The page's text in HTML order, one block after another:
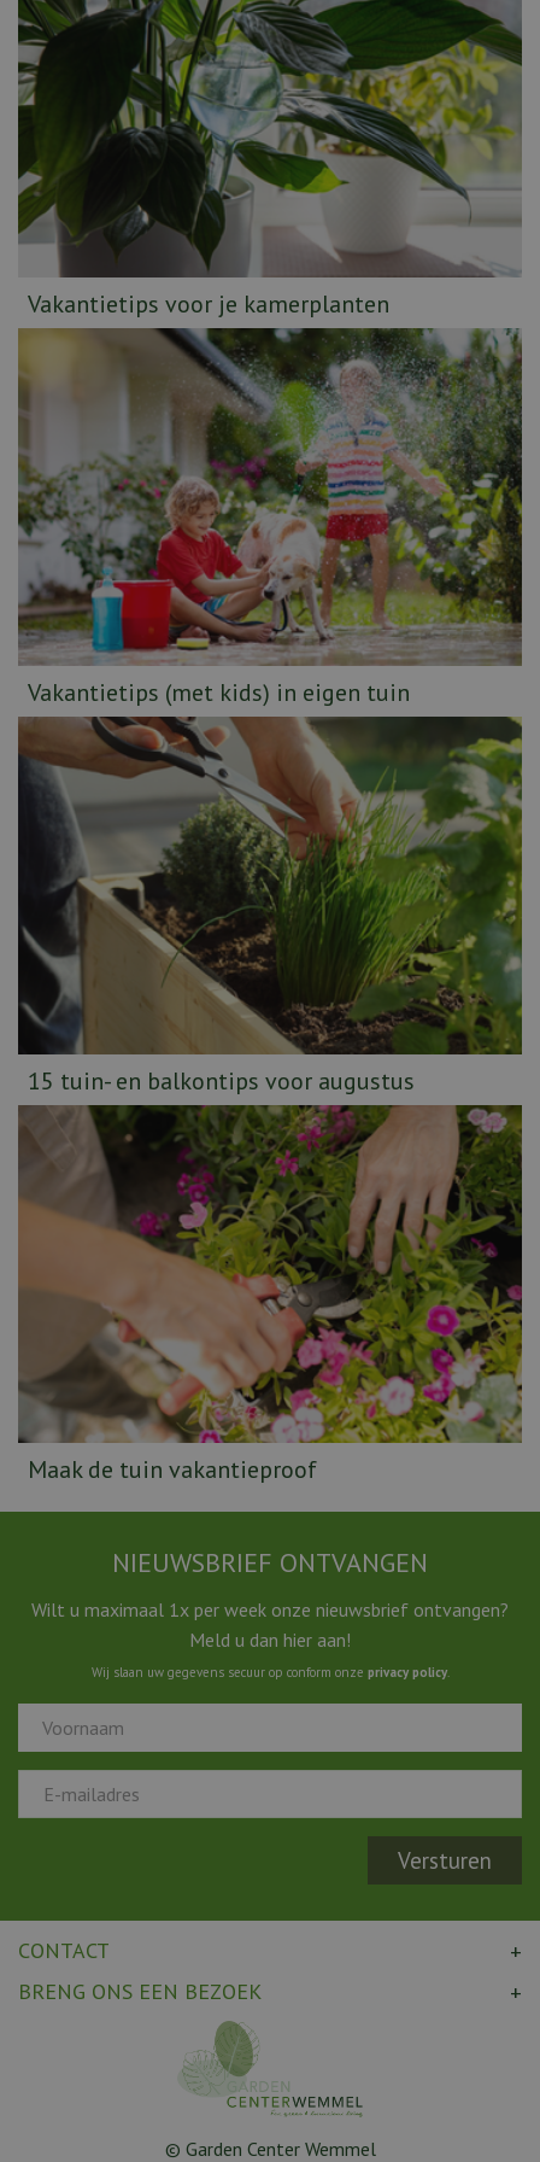
Vakantietips voor je kamerplanten
Vakantietips (met kids) in eigen tuin
15 tuin- en balkontips voor augustus
Maak de tuin vakantieproof
NIEUWSBRIEF ONTVANGEN
Wilt u maximaal 1x per week onze nieuwsbrief ontvangen?
Meld u dan hier aan!
Wij slaan uw gegevens secuur op conform onze privacy policy.
CONTACT
BRENG ONS EEN BEZOEK
© Garden Center Wemmel